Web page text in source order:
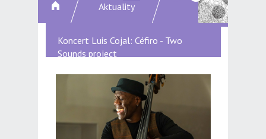
Aktuality
Koncert Luis Cojal: Céfiro - Two
Sounds project